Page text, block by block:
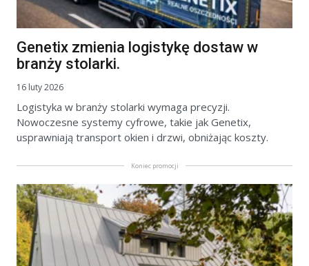
Genetix zmienia logistykę dostaw w
branży stolarki.
16 luty 2026
Logistyka w branży stolarki wymaga precyzji.
Nowoczesne systemy cyfrowe, takie jak Genetix,
usprawniają transport okien i drzwi, obniżając koszty.
Koniec promocji